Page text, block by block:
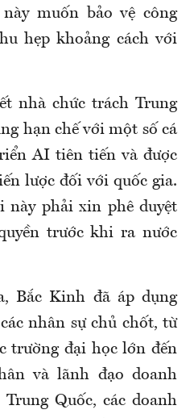
muốn bảo vệ công
hẹp khoảng cách với
nhà chức trách Trung
hạn chế với một số cá
AI tiên tiến và được
lược đối với quốc gia.
này phải xin phê duyệt
trước khi ra nước
Bắc Kinh đã áp dụng
nhân sự chủ chốt, từ
trường đại học lớn đến
và lãnh đạo doanh
Quốc, các doanh